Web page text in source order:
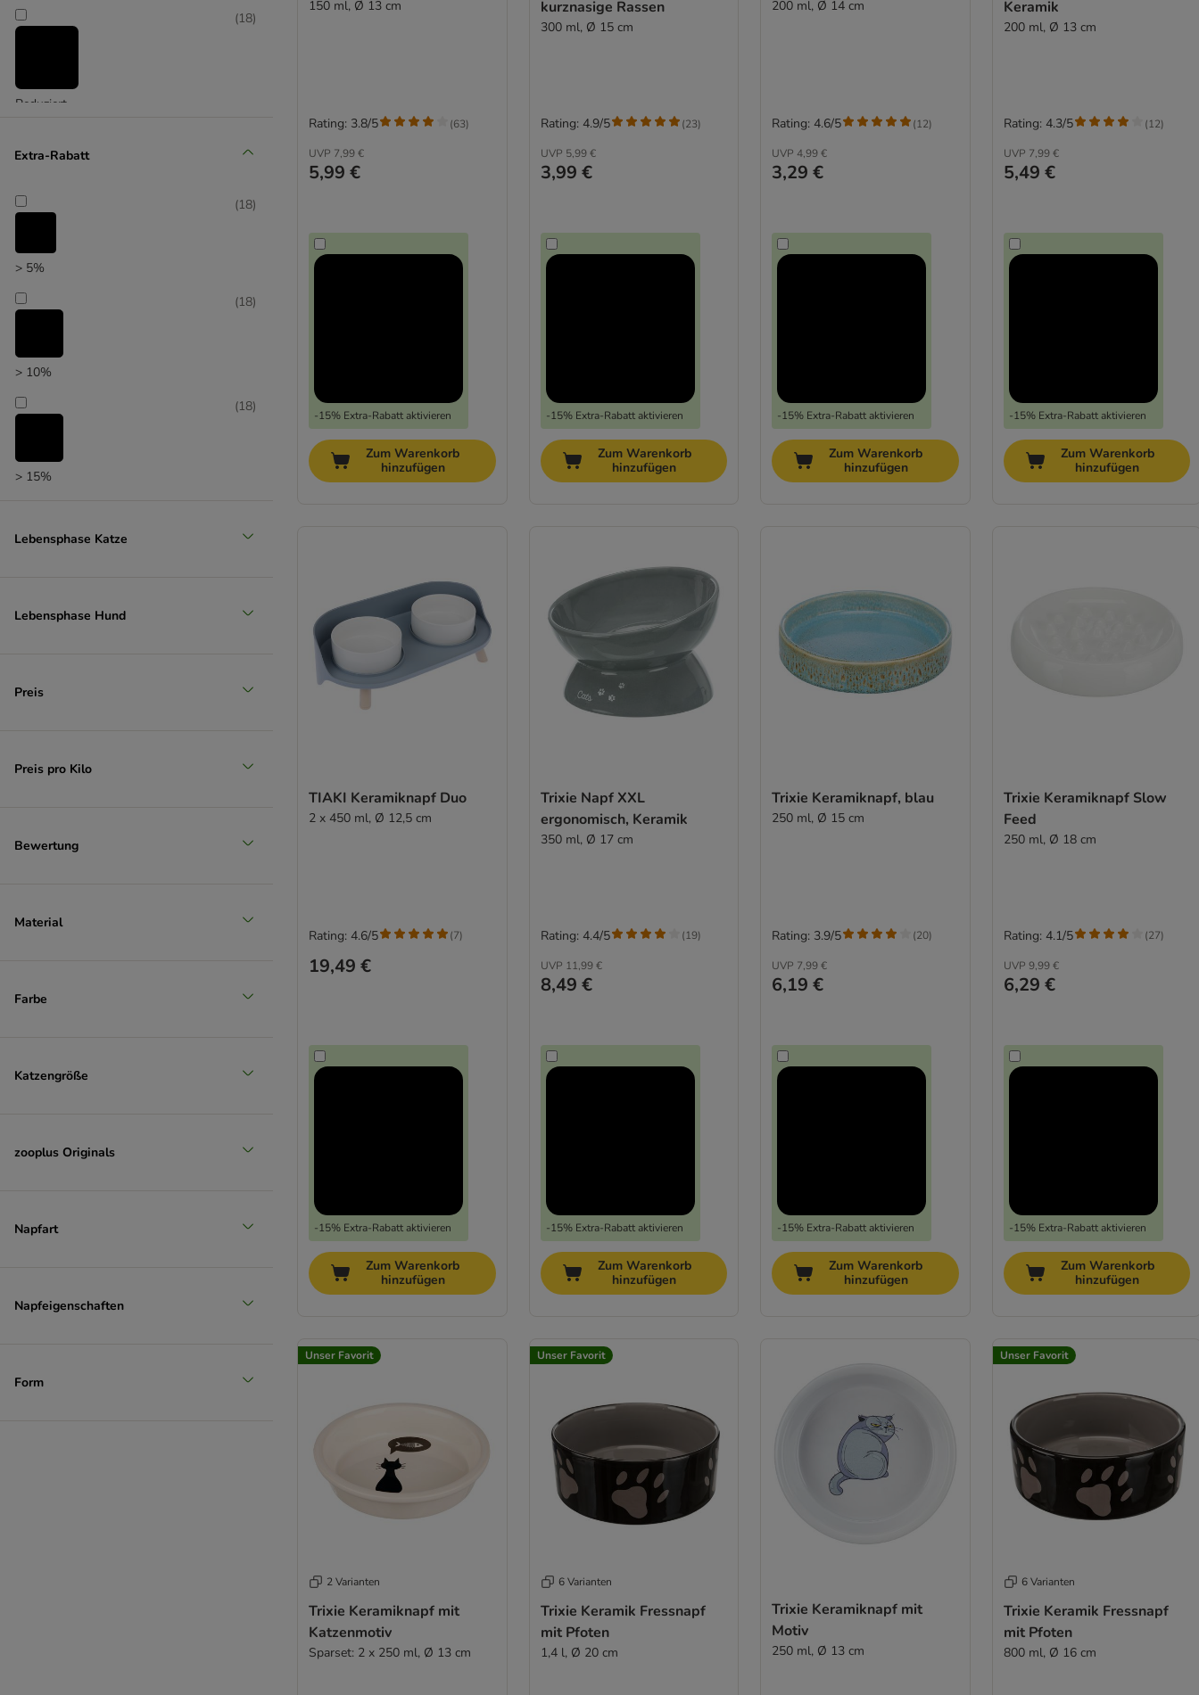
Reduziert
(18)
Unser Favorit
Extra-Rabatt
> 5%
(18)
> 10%
(18)
> 15%
(18)
Lebensphase Katze
Lebensphase Hund
Preis
Preis pro Kilo
Bewertung
Material
Farbe
Katzengröße
zooplus Originals
Napfart
Napfeigenschaften
Form
150 ml, Ø 13 cm
UVP 7,99 €
5,99 €
-15% Extra-Rabatt aktivieren
Rating: 3.8/5 (63)
Zum Warenkorb
hinzufügen
kurznasige Rassen
300 ml, Ø 15 cm
UVP 5,99 €
3,99 €
-15% Extra-Rabatt aktivieren
Rating: 4.9/5 (23)
Zum Warenkorb
hinzufügen
200 ml, Ø 14 cm
UVP 4,99 €
3,29 €
-15% Extra-Rabatt aktivieren
Rating: 4.6/5 (12)
Zum Warenkorb
hinzufügen
Keramik
200 ml, Ø 13 cm
UVP 7,99 €
5,49 €
-15% Extra-Rabatt aktivieren
Rating: 4.3/5 (12)
Zum Warenkorb
hinzufügen
TIAKI Keramiknapf Duo
2 x 450 ml, Ø 12,5 cm
19,49 €
-15% Extra-Rabatt aktivieren
Rating: 4.6/5 (7)
Zum Warenkorb
hinzufügen
Trixie Napf XXL
ergonomisch, Keramik
350 ml, Ø 17 cm
UVP 11,99 €
8,49 €
-15% Extra-Rabatt aktivieren
Rating: 4.4/5 (19)
Zum Warenkorb
hinzufügen
Trixie Keramiknapf, blau
250 ml, Ø 15 cm
UVP 7,99 €
6,19 €
-15% Extra-Rabatt aktivieren
Rating: 3.9/5 (20)
Zum Warenkorb
hinzufügen
Trixie Keramiknapf Slow
Feed
250 ml, Ø 18 cm
UVP 9,99 €
6,29 €
-15% Extra-Rabatt aktivieren
Rating: 4.1/5 (27)
Zum Warenkorb
hinzufügen
Unser Favorit
2 Varianten
Trixie Keramiknapf mit
Katzenmotiv
Sparset: 2 x 250 ml, Ø 13 cm
Unser Favorit
6 Varianten
Trixie Keramik Fressnapf
mit Pfoten
1,4 l, Ø 20 cm
Trixie Keramiknapf mit
Motiv
250 ml, Ø 13 cm
Unser Favorit
6 Varianten
Trixie Keramik Fressnapf
mit Pfoten
800 ml, Ø 16 cm